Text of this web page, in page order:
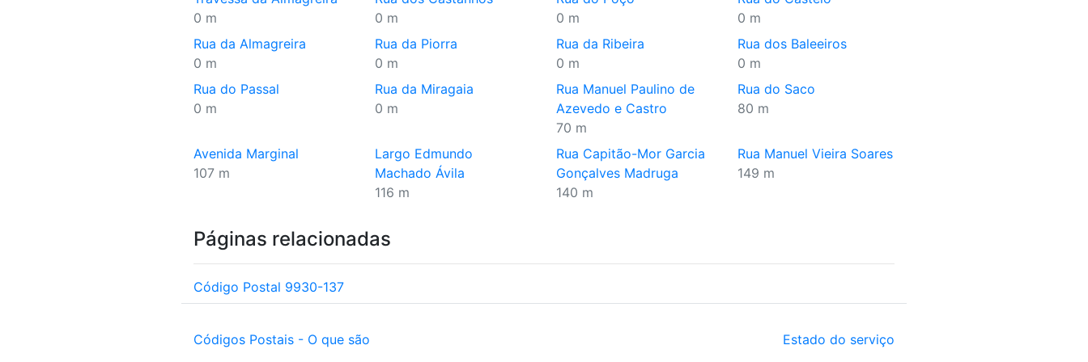
0 m
0 m
0 m
0 m
Rua da Almagreira
0 m
Rua da Piorra
0 m
Rua da Ribeira
0 m
Rua dos Baleeiros
0 m
Rua do Passal
0 m
Rua da Miragaia
0 m
Rua Manuel Paulino de
Azevedo e Castro
70 m
Rua do Saco
80 m
Avenida Marginal
107 m
Largo Edmundo
Machado Ávila
116 m
Rua Capitão-Mor Garcia
Gonçalves Madruga
140 m
Rua Manuel Vieira Soares
149 m
Páginas relacionadas
Código Postal 9930-137
Códigos Postais - O que são Estado do serviço